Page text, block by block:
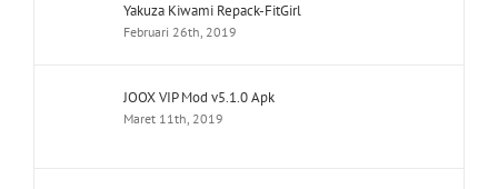
Yakuza Kiwami Repack-FitGirl
Februari 26th, 2019
JOOX VIP Mod v5.1.0 Apk
Maret 11th, 2019